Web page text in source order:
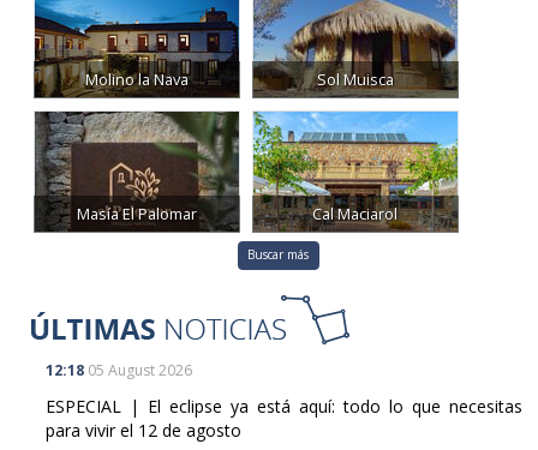
Molino la Nava Sol Muisca
Masía El Palomar Cal Maciarol
Buscar más
12:18 05 August 2026
ESPECIAL | El eclipse ya está aquí: todo lo que necesitas
para vivir el 12 de agosto